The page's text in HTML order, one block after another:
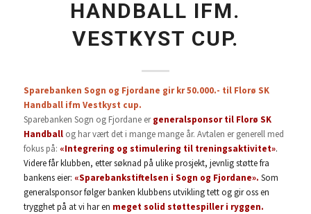
HANDBALL IFM.
VESTKYST CUP.
Sparebanken Sogn og Fjordane gir kr 50.000.- til Florø SK
Handball ifm Vestkyst cup.
Sparebanken Sogn og Fjordane ergeneralsponsor til Florø SK
Handballog har vært det i mange mange år. Avtalen er generell med
fokus på: «Integrering og stimulering til treningsaktivitet».
Videre får klubben, etter søknad på ulike prosjekt, jevnlig støtte fra
bankens eier: «Sparebankstiftelsen i Sogn og Fjordane». Som
generalsponsor følger banken klubbens utvikling tett og gir oss en
trygghet på at vi har en meget solid støttespiller i ryggen.